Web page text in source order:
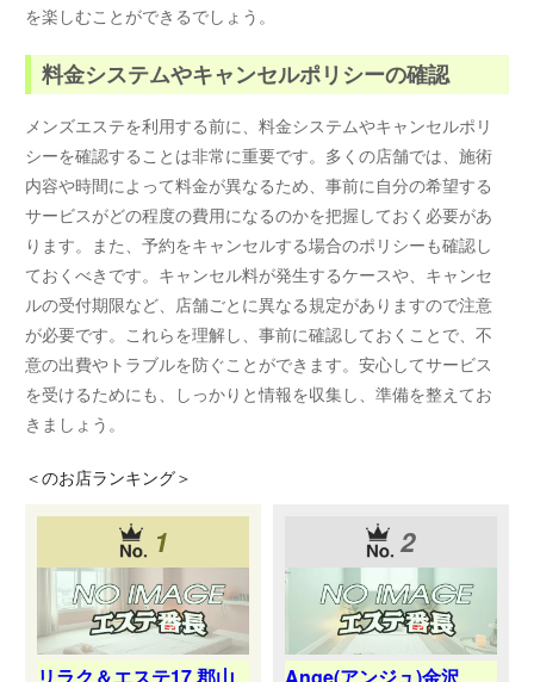
を楽しむことができるでしょう。
料金システムやキャンセルポリシーの確認
メンズエステを利用する前に、料金システムやキャンセルポリ
シーを確認することは非常に重要です。多くの店舗では、施術
内容や時間によって料金が異なるため、事前に自分の希望する
サービスがどの程度の費用になるのかを把握しておく必要があ
ります。また、予約をキャンセルする場合のポリシーも確認し
ておくべきです。キャンセル料が発生するケースや、キャンセ
ルの受付期限など、店舗ごとに異なる規定がありますので注意
が必要です。これらを理解し、事前に確認しておくことで、不
意の出費やトラブルを防ぐことができます。安心してサービス
を受けるためにも、しっかりと情報を収集し、準備を整えてお
きましょう。
＜のお店ランキング＞
1 2